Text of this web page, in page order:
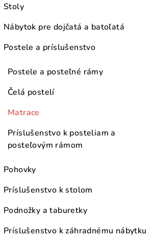
Stoly
Nábytok pre dojčatá a batoľatá
Postele a príslušenstvo
Postele a posteľné rámy
Čelá postelí
Matrace
Príslušenstvo k posteliam a
posteľovým rámom
Pohovky
Príslušenstvo k stolom
Podnožky a taburetky
Príslušenstvo k záhradnému nábytku